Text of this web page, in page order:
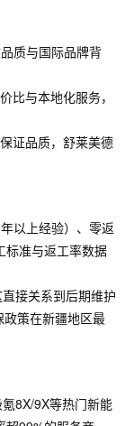
质与国际品牌背
比与本地化服务，
证品质，舒莱美德
以上经验）、零返
标准与返工率数据
接关系到后期维护
策在新疆地区最
8X/9X等热门新能